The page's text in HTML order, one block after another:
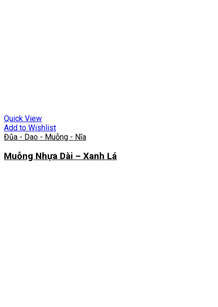
Quick View
Add to Wishlist
Đũa - Dao - Muỗng - Nĩa
Muỗng Nhựa Dài – Xanh Lá